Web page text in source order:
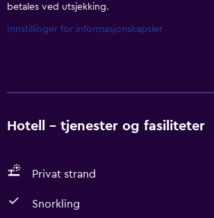
betales ved utsjekking.
Innstillinger for informasjonskapsler
Hotell – tjenester og fasiliteter
Privat strand
Snorkling